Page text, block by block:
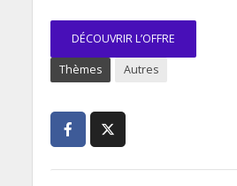
DÉCOUVRIR L’OFFRE
Thèmes Autres